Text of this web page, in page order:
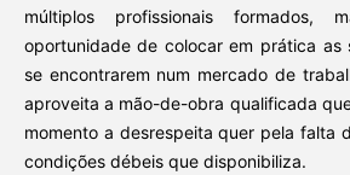
múltiplos profissionais formados,
oportunidade de colocar em prática as
se encontrarem num mercado de
aproveita a mão-de-obra qualificada
momento a desrespeita quer pela falta
condições débeis que disponibiliza.